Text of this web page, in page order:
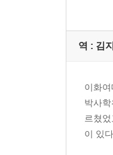
역 : 김
이화
박사
르쳤
이 있